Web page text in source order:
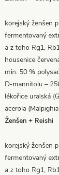
korejský ženšen
fermentovaný
a z toho Rg1,
housenice
min. 50 %
D-mannitolu –
lékořice uralská
acerola
Ženšen + Reishi
korejský ženšen
fermentovaný
a z toho Rg1,